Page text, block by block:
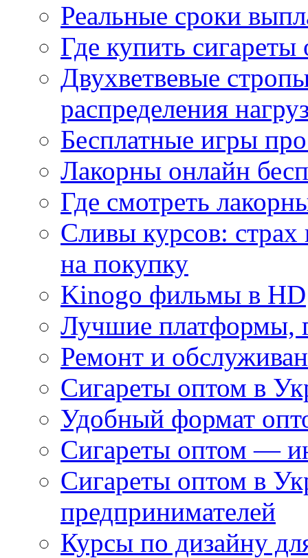
Реальные сроки
Где купить
Двухветвевые
распределения
Бесплатные игры
Лакорны онлайн
Где смотреть
Сливы курсов:
на покупку
Kinogo фильмы в HD
Лучшие платформы,
Ремонт и
Сигареты оптом в
Удобный формат
Сигареты оптом —
Сигареты оптом в
предпринимателей
Курсы по дизайну